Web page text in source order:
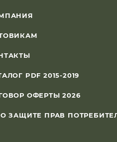
PDF 2015-2019
ОФЕРТЫ 2026
ЗАЩИТЕ ПРАВ